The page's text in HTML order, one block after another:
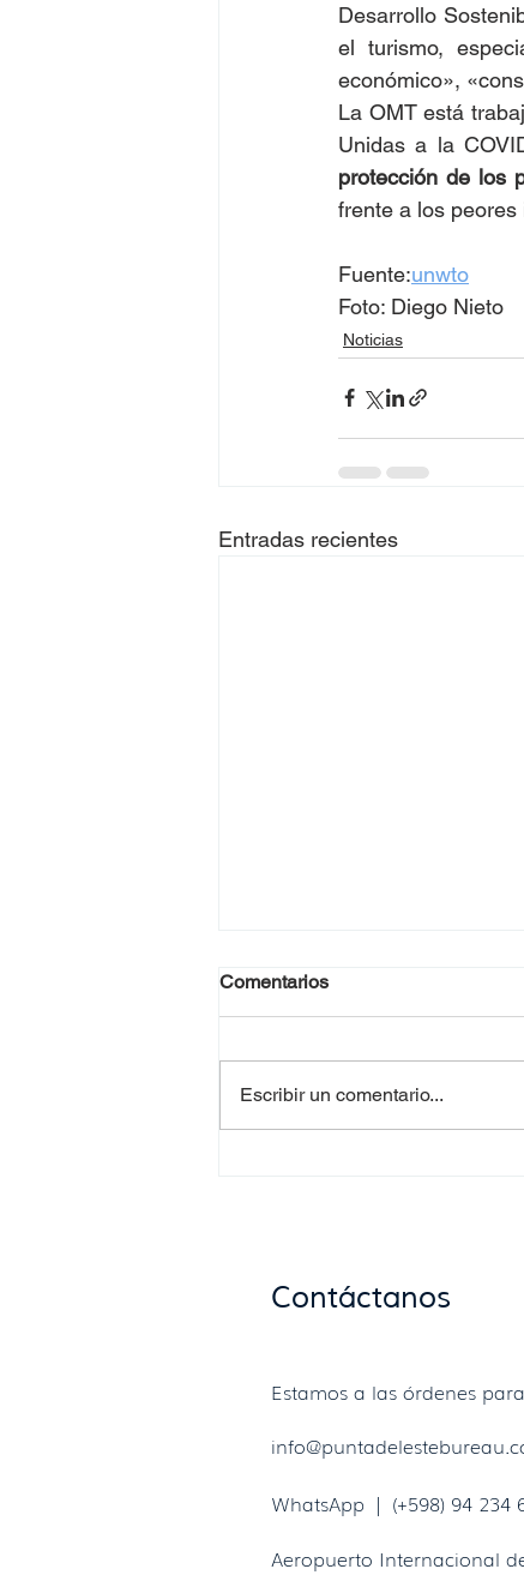
Desarrollo
el turismo,
económico»,
La OMT está
protección de los
frente a los
Fuente:unwto
Foto: Diego Nieto
Noticias
Entradas recientes
Comentarios
Escribir un comentario...
Contáctanos
Estamos a las órdenes
WhatsApp | (+598) 94 234
Aeropuerto Internacional